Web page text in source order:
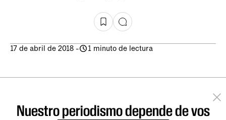
17 de abril de 2018 - 1 minuto de lectura
Nuestro periodismo depende de vos